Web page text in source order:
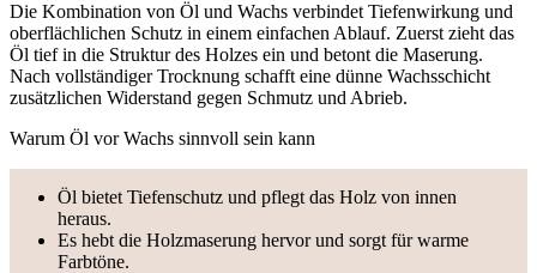
Die Kombination von Öl und Wachs verbindet Tiefenwirkung und
oberflächlichen Schutz in einem einfachen Ablauf. Zuerst zieht das
Öl tief in die Struktur des Holzes ein und betont die Maserung.
Nach vollständiger Trocknung schafft eine dünne Wachsschicht
zusätzlichen Widerstand gegen Schmutz und Abrieb.
Warum Öl vor Wachs sinnvoll sein kann
Öl bietet Tiefenschutz und pflegt das Holz von innen
heraus.
Es hebt die Holzmaserung hervor und sorgt für warme
Farbtöne.